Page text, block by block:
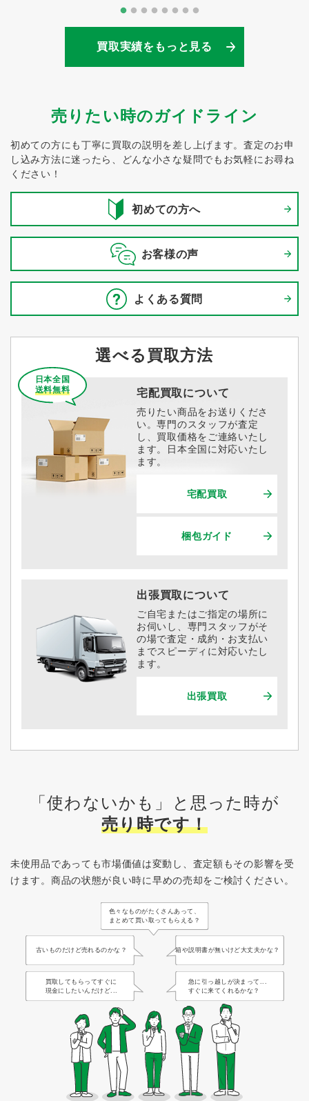
買取実績をもっと見る
売りたい時のガイドライン
初めての方にも丁寧に買取の説明を差し上げます。査定のお申
し込み方法に迷ったら、どんな小さな疑問でもお気軽にお尋ね
ください！
初めての方へ
お客様の声
よくある質問
選べる買取方法
宅配買取について
日本全国
送料無料
売りたい商品をお送りくださ
い。専門のスタッフが査定
し、買取価格をご連絡いたし
ます。日本全国に対応いたし
ます。
宅配買取
梱包ガイド
出張買取について
ご自宅またはご指定の場所に
お伺いし、専門スタッフがそ
の場で査定・成約・お支払い
までスピーディに対応いたし
ます。
出張買取
「使わないかも」と思った時が
売り時です！
未使用品であっても市場価値は変動し、査定額もその影響を受
けます。 商品の状態が良い時に早めの売却をご検討ください。
色々なものがたくさんあって、
まとめて買い取ってもらえる？
古いものだけど売れるのかな？ 箱や説明書が無いけど大丈夫かな？
買取してもらってすぐに
現金にしたいんだけど...
急に引っ越しが決まって...
すぐに来てくれるかな？